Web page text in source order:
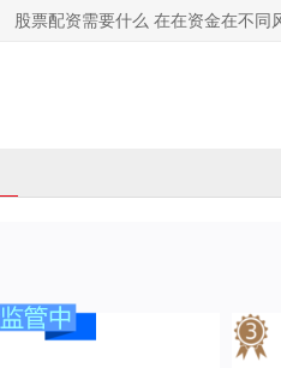
股票配资需要什么 在在资金在不